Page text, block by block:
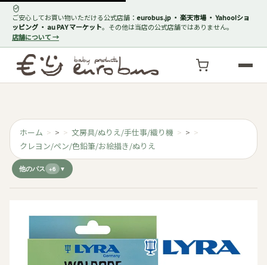
ご安心してお買い物いただける公式店舗： eurobus.jp ・ 楽天市場 ・ Yahoo!ショ
ッピング ・ au PAY マーケット。その他は当店の公式店舗ではありません。
店舗について →
ホーム > 文房具/ぬりえ/手仕事/織り機
>
クレヨン/ペン/色鉛筆/お絵描き/ぬりえ
他のパス +6